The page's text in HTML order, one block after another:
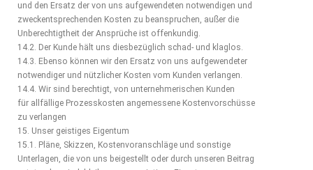
und den Ersatz der von uns aufgewendeten notwendigen und
zweckentsprechenden Kosten zu beanspruchen, außer die
Unberechtigtheit der Ansprüche ist offenkundig.
14.2. Der Kunde hält uns diesbezüglich schad- und klaglos.
14.3. Ebenso können wir den Ersatz von uns aufgewendeter
notwendiger und nützlicher Kosten vom Kunden verlangen.
14.4. Wir sind berechtigt, von unternehmerischen Kunden
für allfällige Prozesskosten angemessene Kostenvorschüsse
zu verlangen
15. Unser geistiges Eigentum
15.1. Pläne, Skizzen, Kostenvoranschläge und sonstige
Unterlagen, die von uns beigestellt oder durch unseren Beitrag